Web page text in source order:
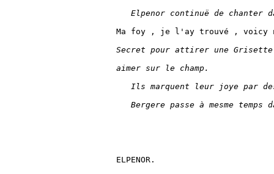
Elpenor continuë de chanter
Ma foy , je l'ay trouvé , voicy
Secret pour attirer une
aimer sur le champ.
Ils marquent leur joye par
Bergere passe à mesme
ELPENOR.